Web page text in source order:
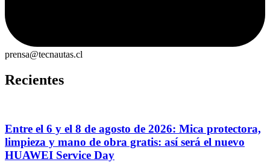
prensa@tecnautas.cl
Recientes
Entre el 6 y el 8 de agosto de 2026: Mica protectora,
limpieza y mano de obra gratis: así será el nuevo
HUAWEI Service Day